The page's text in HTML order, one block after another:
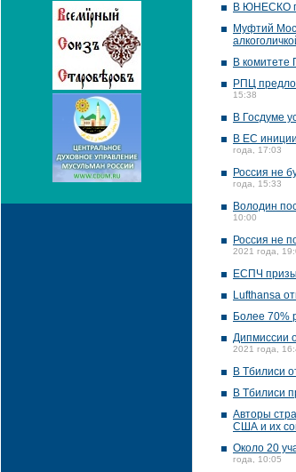
В ЮНЕСКО
Муфтий
В
РПЦ
15:38
В Госдуме
В ЕС
года, 17:03
Россия не
года, 15:33
Володин
10:00
Россия не
2021 года,
ЕСПЧ
Lufthansa
Более 70%
Дипмиссии
2021 года,
В Тбилиси
В Тбилиси
Авторы
США и их
Около 20
года, 10:05